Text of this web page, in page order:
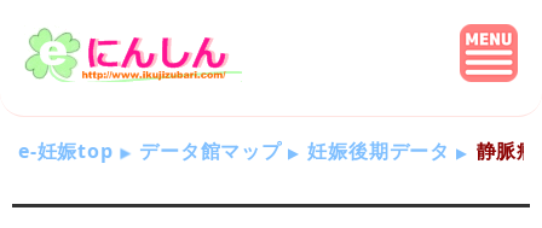
e-妊娠top データ館マップ 妊娠後期データ 静脈